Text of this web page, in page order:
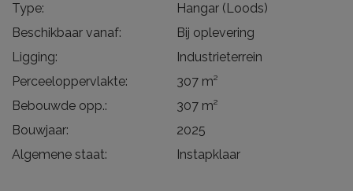
Type:
Hangar (Loods)
Beschikbaar vanaf:
Bij oplevering
Ligging:
Industrieterrein
Perceeloppervlakte:
307 m²
Bebouwde opp.:
307 m²
Bouwjaar:
2025
Algemene staat:
Instapklaar